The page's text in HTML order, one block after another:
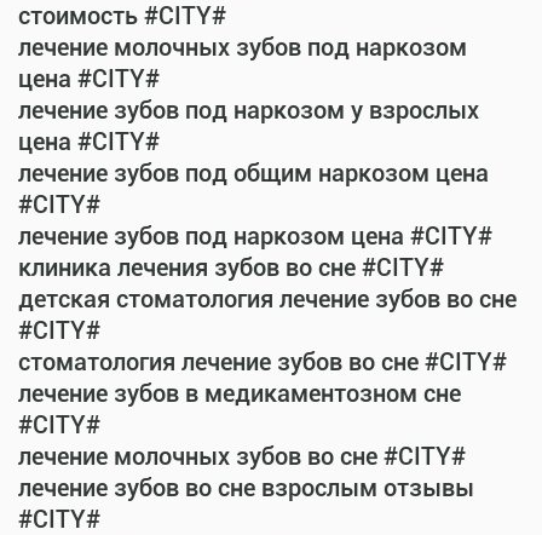
стоимость #CITY#
лечение молочных зубов под наркозом
цена #CITY#
лечение зубов под наркозом у взрослых
цена #CITY#
лечение зубов под общим наркозом цена
#CITY#
лечение зубов под наркозом цена #CITY#
клиника лечения зубов во сне #CITY#
детская стоматология лечение зубов во сне
#CITY#
стоматология лечение зубов во сне #CITY#
лечение зубов в медикаментозном сне
#CITY#
лечение молочных зубов во сне #CITY#
лечение зубов во сне взрослым отзывы
#CITY#